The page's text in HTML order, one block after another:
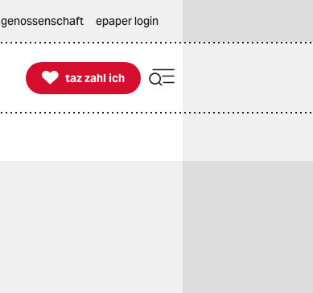
genossenschaft epaper login

taz zahl ich
taz zahl ich